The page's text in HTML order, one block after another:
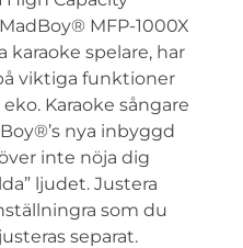
MFP-1000X
karaoke spelare, har
viktiga funktioner
Karaoke sångare
nya inbyggd
inte nöja dig
ljudet. Justera
som du
separat.